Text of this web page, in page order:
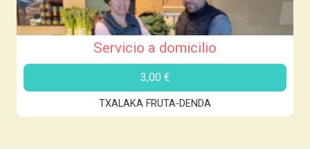
Servicio a domicilio
3,00 €
TXALAKA FRUTA-DENDA